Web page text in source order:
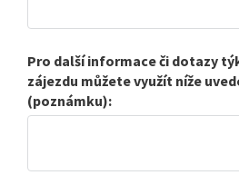
Pro další informace či dotazy
zájezdu můžete využít níže
(poznámku):